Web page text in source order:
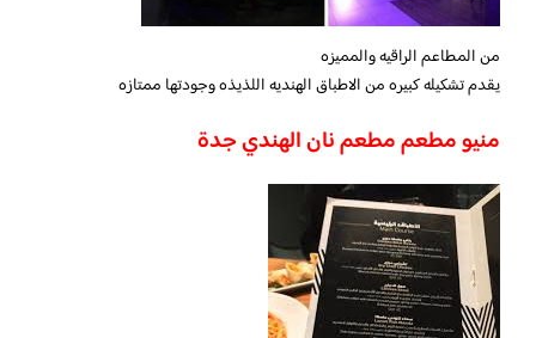
من المطاعم الراقيه والمميزه
يقدم تشكيله كبيره من الاطباق الهنديه اللذيذه وجودتها ممتازه
منيو مطعم مطعم نان الهندي جدة